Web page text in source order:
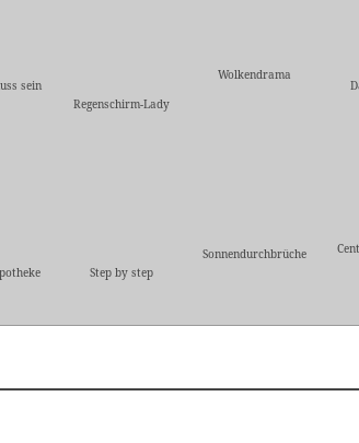
sein
Regenschirm-Lady
Wolkendrama
Step by step
Sonnendurchbrüche